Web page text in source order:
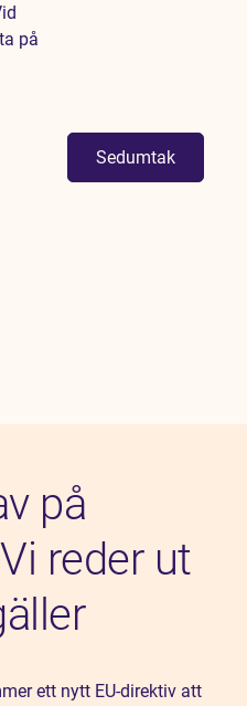
på
Sedumtak
på
reder ut
ett nytt EU-direktiv att